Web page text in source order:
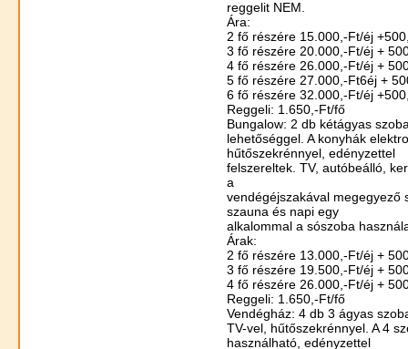
reggelit NEM.
Ára:
2 fő részére 15.000,-Ft/éj
3 fő részére 20.000,-Ft/éj +
4 fő részére 26.000,-Ft/éj +
5 fő részére 27.000,-Ft6éj +
6 fő részére 32.000,-Ft/éj
Reggeli: 1.650,-Ft/fő
Bungalow: 2 db kétágyas
lehetőséggel. A konyhák
hűtőszekrénnyel, edényzettel
felszereltek. TV, autóbeálló,
a
vendégéjszakával megegyező
szauna és napi egy
alkalommal a sószoba
Árak:
2 fő részére 13.000,-Ft/éj +
3 fő részére 19.500,-Ft/éj +
4 fő részére 26.000,-Ft/éj +
Reggeli: 1.650,-Ft/fő
Vendégház: 4 db 3 ágyas
TV-vel, hűtőszekrénnyel. A 4
használható, edényzettel